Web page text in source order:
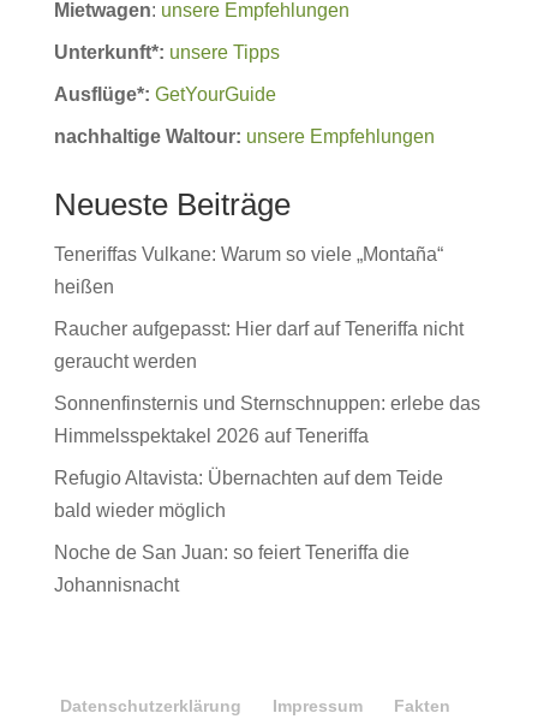
Mietwagen: unsere Empfehlungen
Unterkunft*: unsere Tipps
Ausflüge*: GetYourGuide
nachhaltige Waltour: unsere Empfehlungen
Neueste Beiträge
Teneriffas Vulkane: Warum so viele „Montaña“
heißen
Raucher aufgepasst: Hier darf auf Teneriffa nicht
geraucht werden
Sonnenfinsternis und Sternschnuppen: erlebe das
Himmelsspektakel 2026 auf Teneriffa
Refugio Altavista: Übernachten auf dem Teide
bald wieder möglich
Noche de San Juan: so feiert Teneriffa die
Johannisnacht
Datenschutzerklärung Impressum Fakten